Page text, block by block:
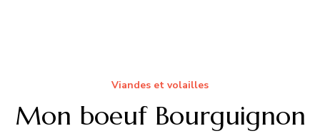
Viandes et volailles
Mon boeuf Bourguignon